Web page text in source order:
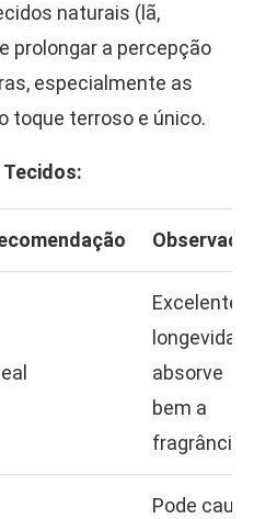
naturais (lã,
prolongar a percepção
especialmente as
toque terroso e único.
Tecidos:
Excelente
absorve
bem a
fragrância.
Pode